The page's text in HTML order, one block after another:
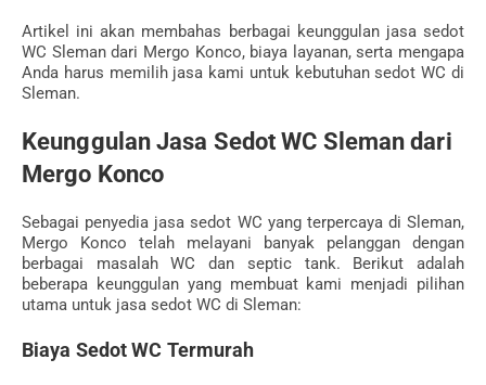
Artikel ini akan membahas berbagai keunggulan jasa sedot
WC Sleman dari Mergo Konco, biaya layanan, serta mengapa
Anda harus memilih jasa kami untuk kebutuhan sedot WC di
Sleman.
Keunggulan Jasa Sedot WC Sleman dari
Mergo Konco
Sebagai penyedia jasa sedot WC yang terpercaya di Sleman,
Mergo Konco telah melayani banyak pelanggan dengan
berbagai masalah WC dan septic tank. Berikut adalah
beberapa keunggulan yang membuat kami menjadi pilihan
utama untuk jasa sedot WC di Sleman:
Biaya Sedot WC Termurah